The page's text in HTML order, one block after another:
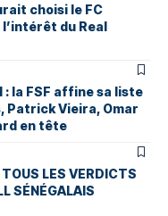
choisi le FC
du Real
: la FSF affine sa liste
Patrick Vieira, Omar
en tête
LES VERDICTS
SÉNÉGALAIS